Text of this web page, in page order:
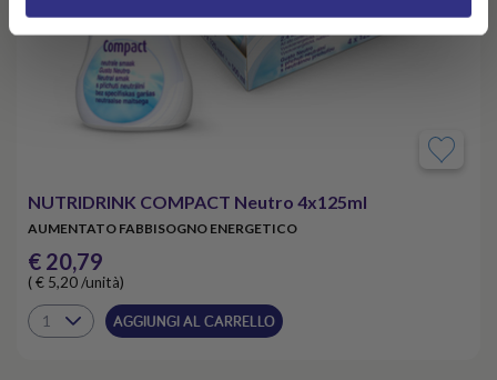
NUTRIDRINK COMPACT Neutro 4x125ml
AUMENTATO FABBISOGNO ENERGETICO
€ 20,79
( € 5,20 /unità)
AGGIUNGI AL CARRELLO